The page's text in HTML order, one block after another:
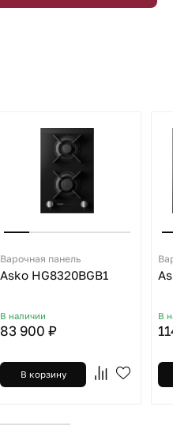
Варочная панель
Asko HG8320BGB1
В наличии
83 900 ₽
В корзину
В